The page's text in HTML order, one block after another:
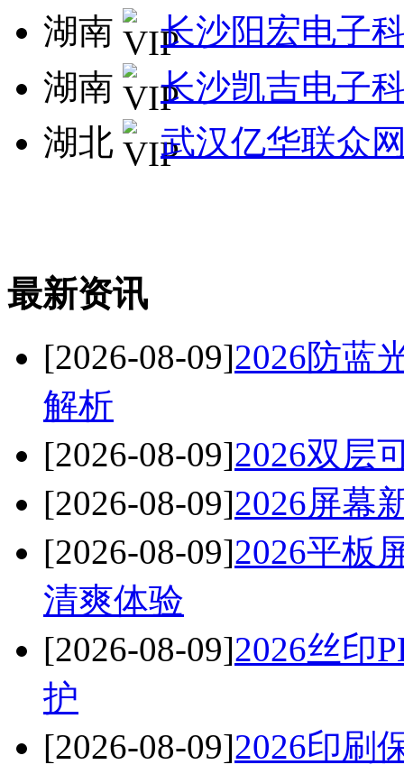
湖南
长沙阳宏电子
湖南
长沙凯吉电子
湖北
武汉亿华联众
最新资讯
[2026-08-09]2026防蓝
解析
[2026-08-09]2026双层
[2026-08-09]2026屏幕
[2026-08-09]2026平板
清爽体验
[2026-08-09]2026丝印
护
[2026-08-09]2026印刷